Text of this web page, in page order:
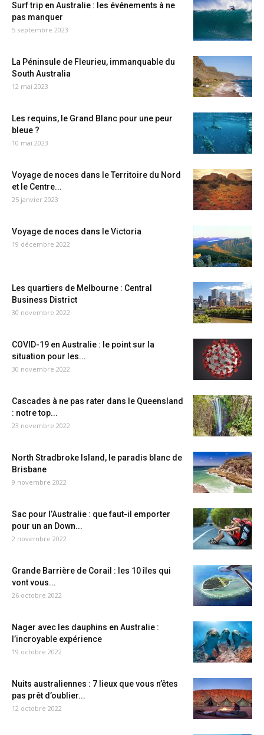
Surf trip en Australie : les événements à ne
pas manquer
5 septembre 2023
La Péninsule de Fleurieu, immanquable du
South Australia
12 mai 2023
Les requins, le Grand Blanc pour une peur
bleue ?
10 mai 2023
Voyage de noces dans le Territoire du Nord
et le Centre...
25 janvier 2023
Voyage de noces dans le Victoria
19 décembre 2022
Les quartiers de Melbourne : Central
Business District
30 novembre 2022
COVID-19 en Australie : le point sur la
situation pour les...
30 novembre 2022
Cascades à ne pas rater dans le Queensland
: notre top...
23 novembre 2022
North Stradbroke Island, le paradis blanc de
Brisbane
9 novembre 2022
Sac pour l’Australie : que faut-il emporter
pour un an Down...
2 novembre 2022
Grande Barrière de Corail : les 10 îles qui
vont vous...
26 octobre 2022
Nager avec les dauphins en Australie :
l’incroyable expérience
19 octobre 2022
Nuits australiennes : 7 lieux que vous n’êtes
pas prêt d’oublier...
12 octobre 2022